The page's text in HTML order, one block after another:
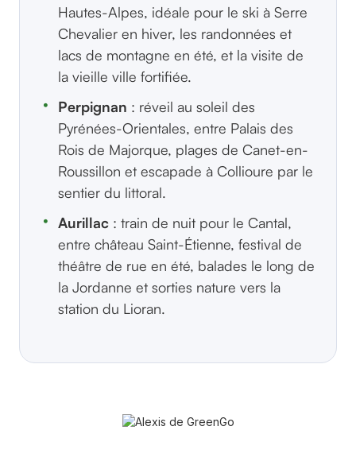
Hautes-Alpes, idéale pour le ski à Serre
Chevalier en hiver, les randonnées et
lacs de montagne en été, et la visite de
la vieille ville fortifiée.
Perpignan : réveil au soleil des
Pyrénées-Orientales, entre Palais des
Rois de Majorque, plages de Canet-en-
Roussillon et escapade à Collioure par le
sentier du littoral.
Aurillac : train de nuit pour le Cantal,
entre château Saint-Étienne, festival de
théâtre de rue en été, balades le long de
la Jordanne et sorties nature vers la
station du Lioran.